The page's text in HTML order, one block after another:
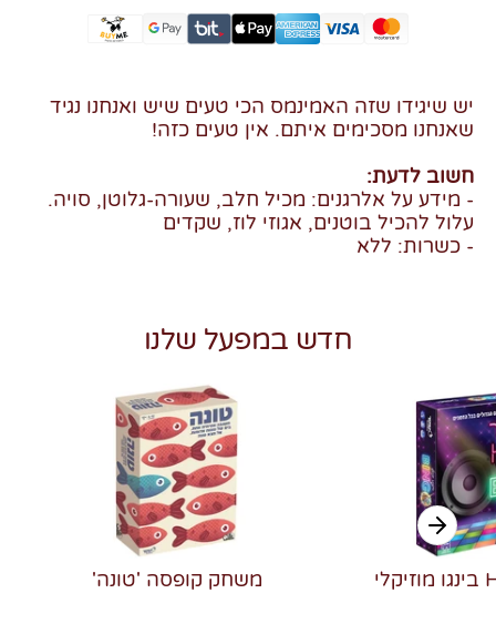
יש שיגידו שזה האמינמס הכי טעים שיש ואנחנו נגיד
שאנחנו מסכימים איתם. אין טעים כזה!
חשוב לדעת:
- מידע על אלרגנים: מכיל חלב, שעורה-גלוטן, סויה.
עלול להכיל בוטנים, אגוזי לוז, שקדים
- כשרות: ללא
חדש במפעל שלנו
משחק קופסה 'טונה'